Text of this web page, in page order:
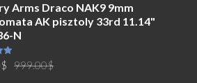
was:
749.00$.
is:
699.00$.
Arms Draco NAK9 9mm
AK pisztoly 33rd 11.14"
N
999.00$
$